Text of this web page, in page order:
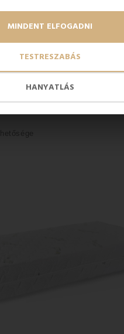
HANYATLÁS
TESTRESZABÁS
MINDENT ELFOGADNI
rendelkezik
rendelkezik
felfekvések megelőzésére és